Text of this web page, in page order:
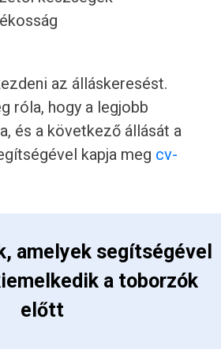
az álláskeresést.
róla, hogy a legjobb
és a következő állását a
kapja meg cv-
a toborzók
előtt